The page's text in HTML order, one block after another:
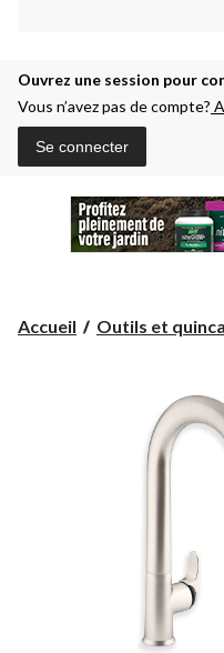
Ouvrez une session pour
Vous n’avez pas de compte?
Se connecter
Accueil Outils et